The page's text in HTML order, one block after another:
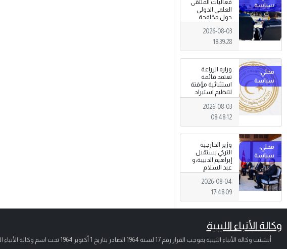
فعاليات الملتقى
العلمي الدولي
حول مكافحة
الجرائم المالية
وتهديدات الأمن
القومي
2026-08-03
18:39:28
وزارة الزراعة
تعتمد قائمة
استثنائية مؤقتة
لتنظيم استيراد
وتداول المبيدات
الزراعية
2026-08-03
08:48:12
وزير الخارجية
التركي يستقبل
إبراهيم الدبيبة،و
عبد السلام
الزوبي في أنقرة
2026-08-04
17:48:09
وكالة الأنباء الليبية
أنشئت وكالة الأنباء الليبية بموجب القرار رقم 17 لسنة 1964 الصادر بتاريخ 1 أكتوبر 1964 تحت اسم وكالة الأنباء